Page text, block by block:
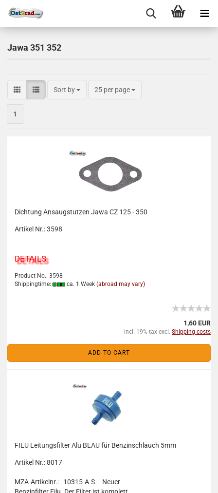
Jawa 351 352
Sort by 25 per page
1
Dichtung Ansaugstutzen Jawa CZ 125 - 350
Artikel Nr.: 3598
DETAILS
Product No.: 3598
Shippingtime:
ca. 1 Week (abroad may vary)
1,60 EUR
incl. 19% tax excl. Shipping costs
ADD TO CART
FILU Leitungsfilter Alu BLAU für Benzinschlauch 5mm
Artikel Nr.: 8017
MZA-Artikelnr.: 10315-A-S
Neuer